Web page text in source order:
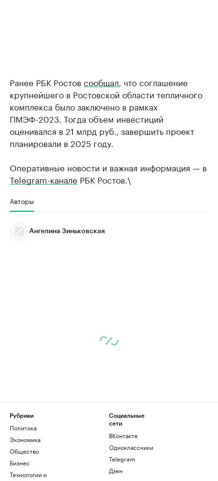
Ранее РБК Ростов сообщал , что соглашение
крупнейшего в Ростовской области тепличного
комплекса было заключено в рамках
ПМЭФ-2023. Тогда объем инвестиций
оценивался в 21 млрд руб., завершить проект
планировали в 2025 году.
Оперативные новости и важная информация — в
Telegram-канале РБК Ростов.\
Авторы
Ангелина Зиньковская
Рубрики
Политика
Экономика
Общество
Бизнес
Технологии и
Социальные
сети
ВКонтакте
Одноклассники
Telegram
Дзен